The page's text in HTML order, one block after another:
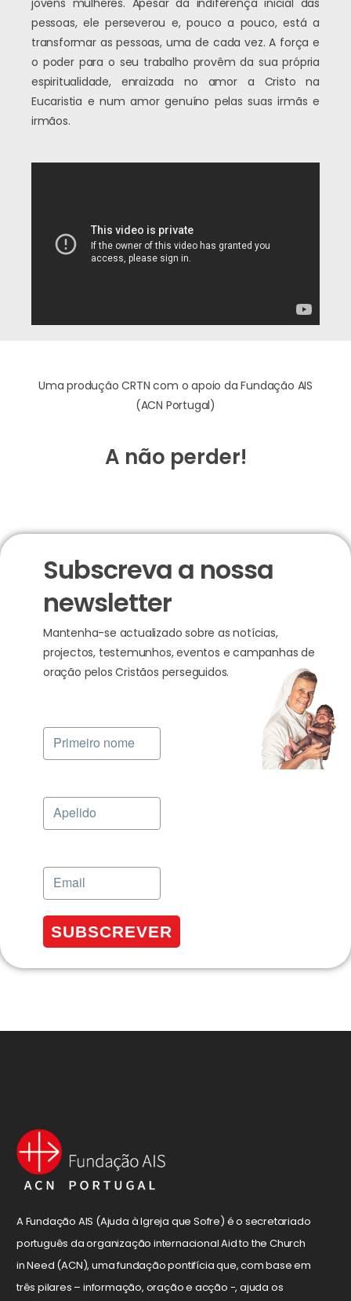
jovens mulheres. Apesar da indiferença inicial das
pessoas, ele perseverou e, pouco a pouco, está a
transformar as pessoas, uma de cada vez. A força e
o poder para o seu trabalho provêm da sua própria
espiritualidade, enraizada no amor a Cristo na
Eucaristia e num amor genuíno pelas suas irmãs e
irmãos.
Uma produção CRTN com o apoio da Fundação AIS
(ACN Portugal)
A não perder!
Subscreva a nossa
newsletter
Mantenha-se actualizado sobre as notícias,
projectos, testemunhos, eventos e campanhas de
oração pelos Cristãos perseguidos.
SUBSCREVER
A Fundação AIS (Ajuda à Igreja que Sofre) é o secretariado
português da organização internacional Aid to the Church
in Need (ACN), uma fundação pontifícia que, com base em
três pilares – informação, oração e acção -, ajuda os